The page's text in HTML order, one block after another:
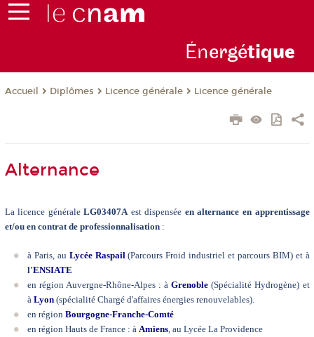
Énergétique
Accueil Diplômes Licence générale Licence générale
Alternance
La licence généraleLG03407Aest dispensée en alternance en apprentissage
et/ou en contrat de professionnalisation:
à Paris, au Lycée Raspail(Parcours Froid industriel et parcours BIM) et à
l'ENSIATE
en région Auvergne-Rhône-Alpes : àGrenoble(Spécialité Hydrogène) et
à Lyon (spécialité Chargé d'affaires énergies renouvelables).
en région Bourgogne-Franche-Comté
en région Hauts de France : à Amiens , au Lycée La Providence